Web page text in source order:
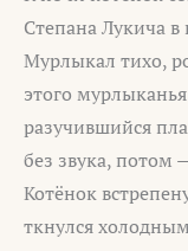
Степана Лукича
Мурлыкал тихо,
этого
разучившийся
без звука, потом
Котёнок
ткнулся